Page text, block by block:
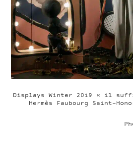
Displays Winter 2019 « il
Hermès Faubourg Saint-